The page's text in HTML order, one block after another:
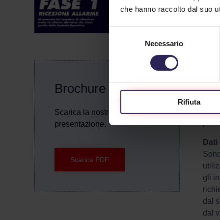
che hanno raccolto dal suo
Selezione
Necessario
Rifiuta
del
È il
La
gli
dal
dal
Brochure
Scarica la nostra brochure di
presentazione.
Scarica PDF